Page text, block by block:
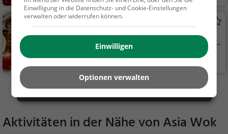
nke
acks / Getränke
Ali Baba
Türkisches Restaurant in Fußgönheim
Fußgönheim
Restaurant, Döne
r Kebab
Mehr Gaststätten in Hochdorf-Assenheim finden
Aktivitäten in der Nähe vonAsia Wok
Einwilligung in die Datenschutz- und Cookie-Einstellungen
verwalten oder widerrufen können.
Einwilligen
Optionen verwalten